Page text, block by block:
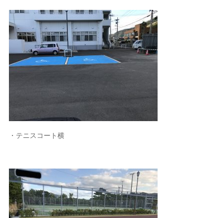
・テニスコート横